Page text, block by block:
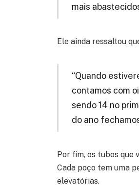
mais
Ele ainda ressaltou
“Quando
contamos com
sendo 14 no
do ano
Por fim, os tubos que
Cada poço tem uma
elevatórias.